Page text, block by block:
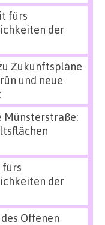
fürs
der
Zukunftspläne
und neue
der
Offenen